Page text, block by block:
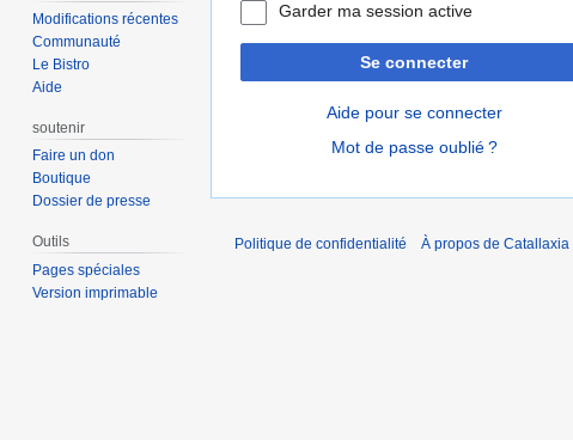
Garder ma session active
Se connecter
Aide pour se connecter
Mot de passe oublié ?
Modifications récentes
Communauté
Le Bistro
Aide
soutenir
Faire un don
Boutique
Dossier de presse
Outils
Pages spéciales
Version imprimable
Politique de confidentialité À propos de Catallaxia